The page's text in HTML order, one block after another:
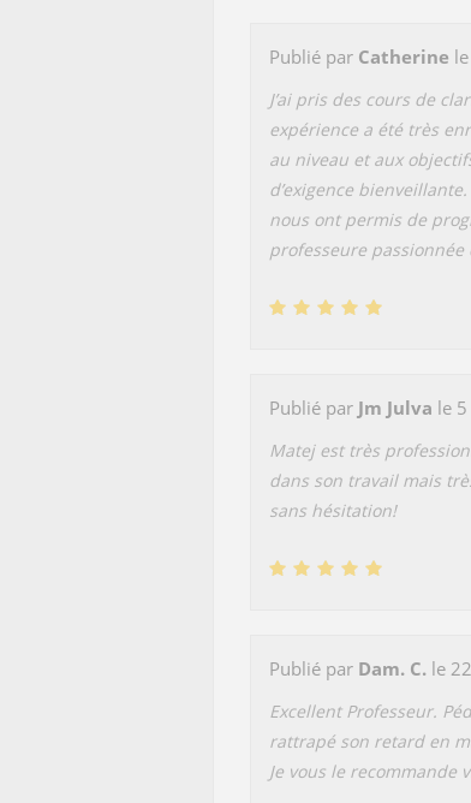
Publié par Catherine
J’ai pris des cours de
expérience a été très
au niveau et aux
d’exigence
nous ont permis de
professeure
Publié par Jm Julva le
Matej est très
dans son travail mais
sans hésitation!
Publié par Dam. C. le
Excellent Professeur.
rattrapé son retard en
Je vous le recommande